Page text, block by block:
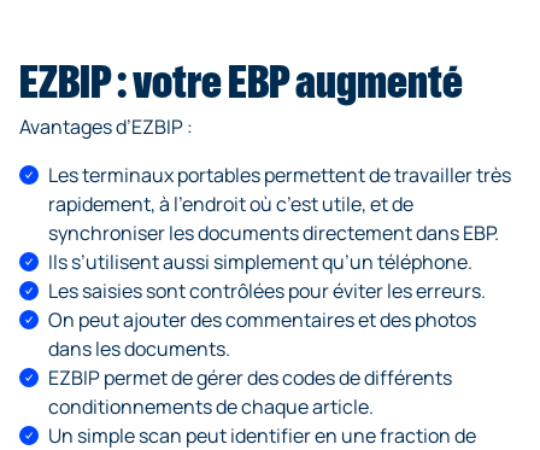
EZBIP : votre EBP augmenté
Avantages d’EZBIP :
Les terminaux portables permettent de travailler très
rapidement, à l’endroit où c’est utile, et de
synchroniser les documents directement dans EBP.
Ils s’utilisent aussi simplement qu’un téléphone.
Les saisies sont contrôlées pour éviter les erreurs.
On peut ajouter des commentaires et des photos
dans les documents.
EZBIP permet de gérer des codes de différents
conditionnements de chaque article.
Un simple scan peut identifier en une fraction de